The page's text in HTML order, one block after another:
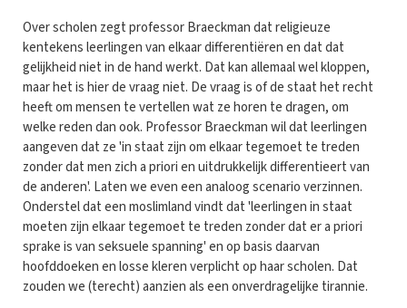
Over scholen zegt professor Braeckman dat religieuze
kentekens leerlingen van elkaar differentiëren en dat dat
gelijkheid niet in de hand werkt. Dat kan allemaal wel kloppen,
maar het is hier de vraag niet. De vraag is of de staat het recht
heeft om mensen te vertellen wat ze horen te dragen, om
welke reden dan ook. Professor Braeckman wil dat leerlingen
aangeven dat ze 'in staat zijn om elkaar tegemoet te treden
zonder dat men zich a priori en uitdrukkelijk differentieert van
de anderen'. Laten we even een analoog scenario verzinnen.
Onderstel dat een moslimland vindt dat 'leerlingen in staat
moeten zijn elkaar tegemoet te treden zonder dat er a priori
sprake is van seksuele spanning' en op basis daarvan
hoofddoeken en losse kleren verplicht op haar scholen. Dat
zouden we (terecht) aanzien als een onverdragelijke tirannie.